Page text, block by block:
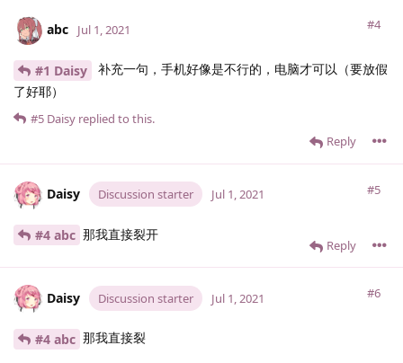
abc #4
Jul 1, 2021
#1 Daisy
补充一句，手机好像是不行的，电脑才可以（要放假
了好耶）
Reply
#5 Daisy replied to this.
Daisy Discussion starter #5
Jul 1, 2021
#4 abc 那我直接裂开
Reply
Daisy Discussion starter #6
Jul 1, 2021
#4 abc 那我直接裂